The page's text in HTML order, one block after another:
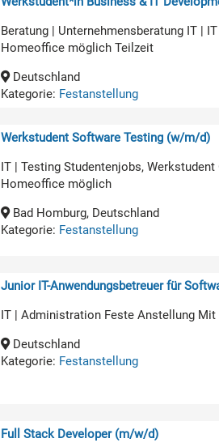
Beratung | Unternehmensberatung IT |
Homeoffice möglich Teilzeit
Deutschland
Kategorie: Festanstellung
Werkstudent Software Testing (w/m/d)
IT | Testing Studentenjobs,
Homeoffice möglich
Bad Homburg, Deutschland
Kategorie: Festanstellung
Junior IT-Anwendungsbetreuer für
IT | Administration Feste Anstellung
Deutschland
Kategorie: Festanstellung
Full Stack Developer (m/w/d)